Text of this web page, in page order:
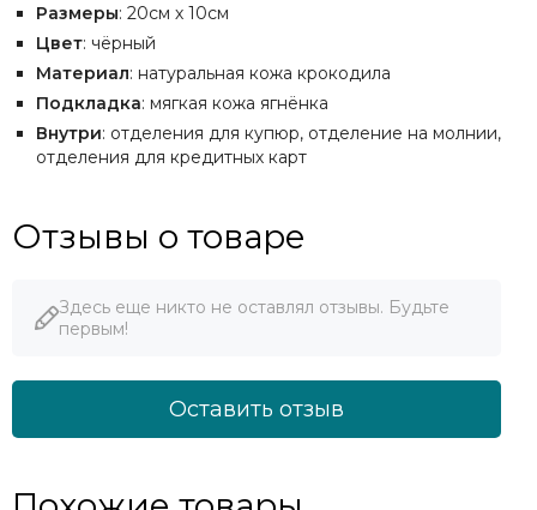
Размеры: 20см х 10см
Цвет: чёрный
Материал: натуральная кожа крокодила
Подкладка: мягкая кожа ягнёнка
Внутри: отделения для купюр, отделение на молнии,
отделения для кредитных карт
Отзывы о товаре
Здесь еще никто не оставлял отзывы. Будьте
первым!
Оставить отзыв